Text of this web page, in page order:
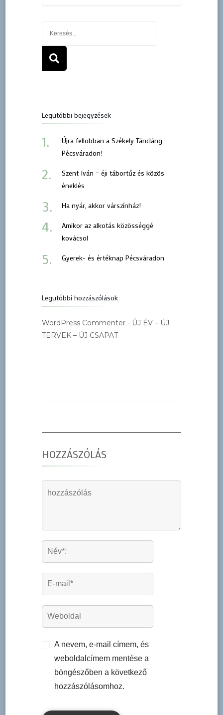
Legutóbbi bejegyzések
Újra fellobban a Székely Táncláng
Pécsváradon!
Szent Iván – éji tábortűz és közös
éneklés
Ha nyár, akkor várszínház!
Amikor az alkotás közösséggé
kovácsol
Gyerek- és értéknap Pécsváradon
Legutóbbi hozzászólások
WordPress Commenter - ÚJ ÉV – ÚJ
TERVEK – ÚJ CSAPAT
HOZZÁSZÓLÁS
A nevem, e-mail címem, és
weboldalcímem mentése a
böngészőben a következő
hozzászólásomhoz.